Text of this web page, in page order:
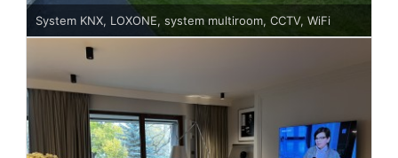
System KNX, LOXONE, system multiroom, CCTV, WiFi